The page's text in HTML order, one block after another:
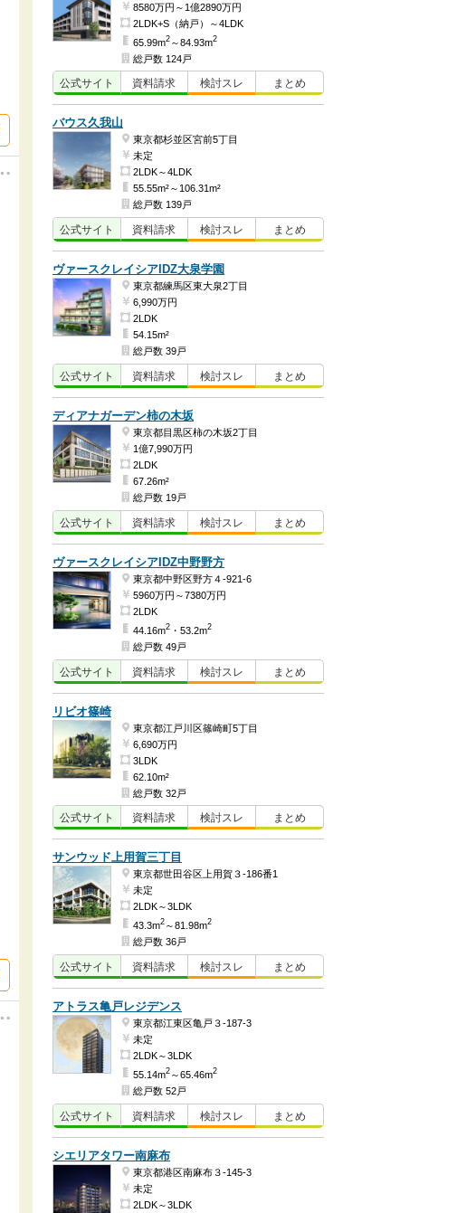
8580万円～1億2890万円
2LDK+S（納戸）～4LDK
65.99m2 ～84.93m2
総戸数 124戸
公式サイト 資料請求 検討スレ まとめ
バウス久我山
東京都杉並区宮前5丁目
未定
2LDK～4LDK
55.55m²～106.31m²
総戸数 139戸
公式サイト 資料請求 検討スレ まとめ
ヴァースクレイシアIDZ大泉学園
東京都練馬区東大泉2丁目
6,990万円
2LDK
54.15m²
総戸数 39戸
公式サイト 資料請求 検討スレ まとめ
ディアナガーデン柿の木坂
東京都目黒区柿の木坂2丁目
1億7,990万円
2LDK
67.26m²
総戸数 19戸
公式サイト 資料請求 検討スレ まとめ
ヴァースクレイシアIDZ中野野方
東京都中野区野方４-921-6
5960万円～7380万円
2LDK
44.16m2 ・53.2m2
総戸数 49戸
公式サイト 資料請求 検討スレ まとめ
リビオ篠崎
東京都江戸川区篠崎町5丁目
6,690万円
3LDK
62.10m²
総戸数 32戸
公式サイト 資料請求 検討スレ まとめ
サンウッド上用賀三丁目
東京都世田谷区上用賀３-186番1
未定
2LDK～3LDK
43.3m2 ～81.98m2
総戸数 36戸
公式サイト 資料請求 検討スレ まとめ
アトラス亀戸レジデンス
東京都江東区亀戸３-187-3
未定
2LDK～3LDK
55.14m2 ～65.46m2
総戸数 52戸
公式サイト 資料請求 検討スレ まとめ
シエリアタワー南麻布
東京都港区南麻布３-145-3
未定
2LDK～3LDK